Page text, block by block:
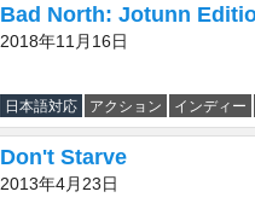
Bad North: Jotunn
2018年11月16日
日本語対応 アクション インディー
Don't Starve
2013年4月23日